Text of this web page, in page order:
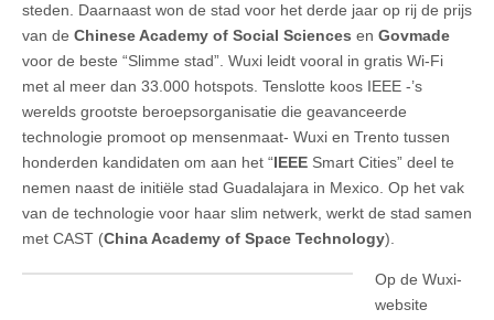
steden. Daarnaast won de stad voor het derde jaar op rij de prijs
van de Chinese Academy of Social Sciences en Govmade
voor de beste “Slimme stad”. Wuxi leidt vooral in gratis Wi-Fi
met al meer dan 33.000 hotspots. Tenslotte koos IEEE -’s
werelds grootste beroepsorganisatie die geavanceerde
technologie promoot op mensenmaat- Wuxi en Trento tussen
honderden kandidaten om aan het “IEEE Smart Cities” deel te
nemen naast de initiële stad Guadalajara in Mexico. Op het vak
van de technologie voor haar slim netwerk, werkt de stad samen
met CAST (China Academy of Space Technology).
Op de Wuxi-
website